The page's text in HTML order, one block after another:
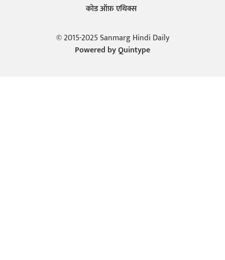
कोड ऑफ़ एथिक्स
© 2015-2025 Sanmarg Hindi Daily
Powered byQuintype